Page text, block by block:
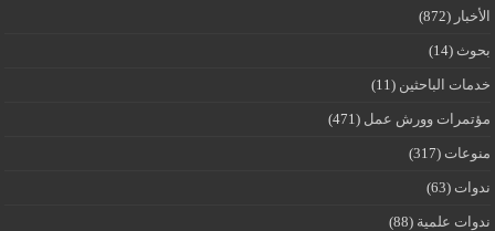
الأخبار (872)
بحوث (14)
خدمات الباحثين (11)
مؤتمرات وورش عمل (471)
منوعات (317)
ندوات (63)
ندوات علمية (88)